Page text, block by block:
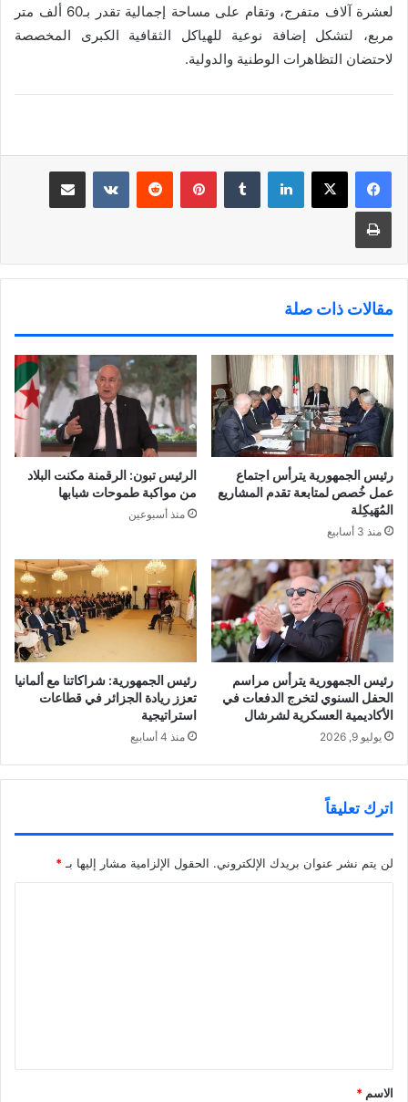
لعشرة آلاف متفرج، وتقام على مساحة إجمالية تقدر بـ60 ألف متر
مربع، لتشكل إضافة نوعية للهياكل الثقافية الكبرى المخصصة
لاحتضان التظاهرات الوطنية والدولية.
لينكدإن بينتيريست
مقالات ذات صلة
رئيس الجمهورية يترأس اجتماع
عمل خُصص لمتابعة تقدم المشاريع
المُهَيكِلة
منذ 3 أسابيع
الرئيس تبون: الرقمنة مكنت البلاد
من مواكبة طموحات شبابها
منذ أسبوعين
رئيس الجمهورية يترأس مراسم
الحفل السنوي لتخرج الدفعات في
الأكاديمية العسكرية لشرشال
يوليو 9, 2026
رئيس الجمهورية: شراكاتنا مع ألمانيا
تعزز ريادة الجزائر في قطاعات
استراتيجية
منذ 4 أسابيع
اترك تعليقاً
لن يتم نشر عنوان بريدك الإلكتروني. الحقول الإلزامية مشار إليها بـ *
*
الاسم *